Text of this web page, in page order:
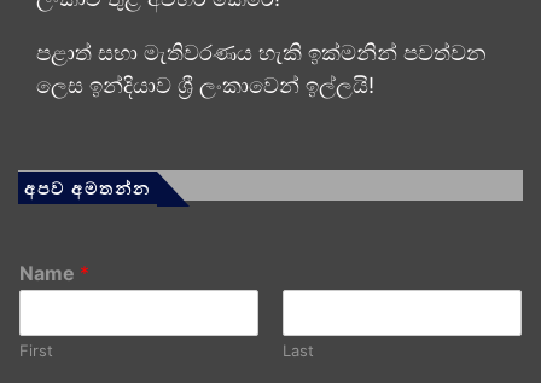
පළාත් සභා මැතිවරණය හැකි ඉක්මනින් පවත්වන
ලෙස ඉන්දියාව ශ්‍රී ලංකාවෙන් ඉල්ලයි!
අපව අමතන්න
Name *
First Last